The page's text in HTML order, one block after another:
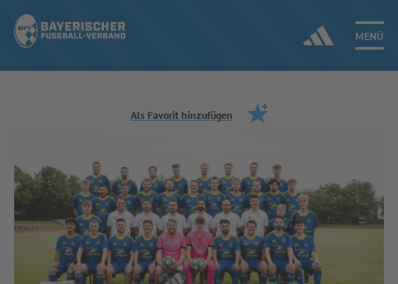
MENÜ
Jetzt einloggen
ERGEBNISSE & WETTBEWERBE
NEUIGKEITEN
SPIELBETRIEB & VERBANDSLEBEN
Als Favorit hinzufügen